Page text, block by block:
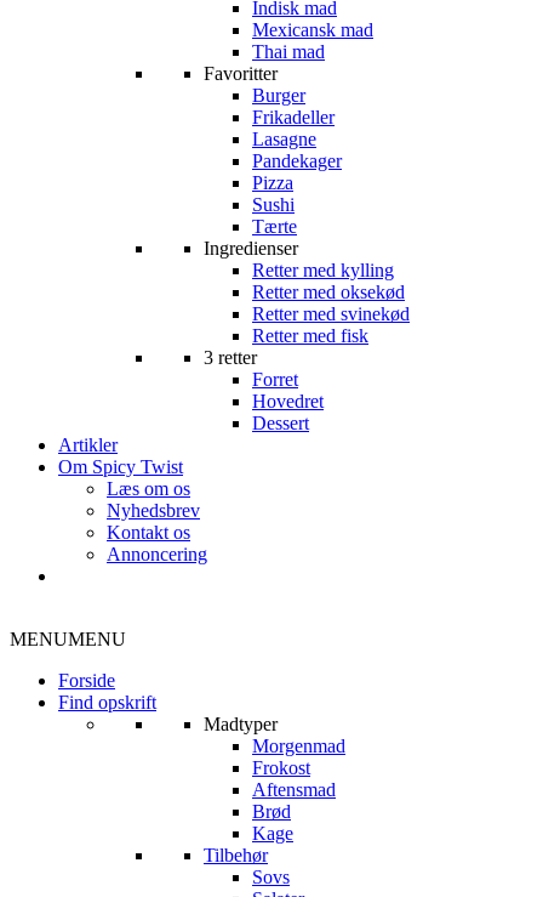
Indisk mad
Mexicansk mad
Thai mad
Favoritter
Burger
Frikadeller
Lasagne
Pandekager
Pizza
Sushi
Tærte
Ingredienser
Retter med kylling
Retter med oksekød
Retter med svinekød
Retter med fisk
3 retter
Forret
Hovedret
Dessert
Artikler
Om Spicy Twist
Læs om os
Nyhedsbrev
Kontakt os
Annoncering
MENUMENU
Forside
Find opskrift
Madtyper
Morgenmad
Frokost
Aftensmad
Brød
Kage
Tilbehør
Sovs